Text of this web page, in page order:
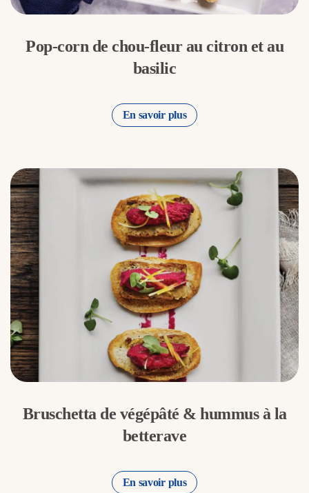
Pop-corn de chou-fleur au citron et au
basilic
En savoir plus
Bruschetta de végépâté & hummus à la
betterave
En savoir plus